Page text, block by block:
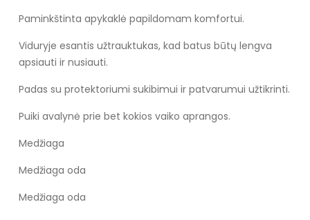
Paminkštinta apykaklė papildomam komfortui.
Viduryje esantis užtrauktukas, kad batus būtų lengva
apsiauti ir nusiauti.
Padas su protektoriumi sukibimui ir patvarumui užtikrinti.
Puiki avalynė prie bet kokios vaiko aprangos.
Medžiaga
Medžiaga oda
Medžiaga oda